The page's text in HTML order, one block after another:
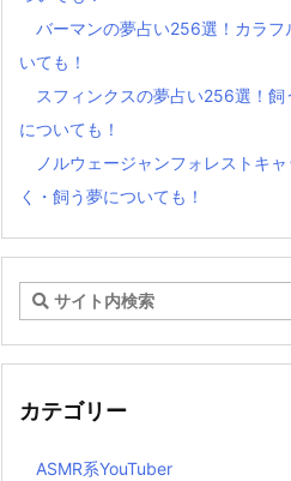
バーマンの夢占い256選！カラ
いても！
スフィンクスの夢占い256選！
についても！
ノルウェージャンフォレストキ
く・飼う夢についても！
カテゴリー
ASMR系YouTuber